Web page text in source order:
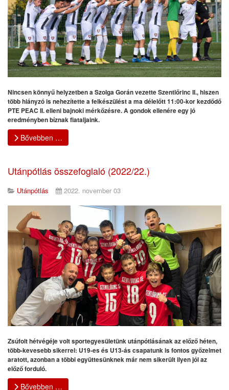
Nincsen könnyű helyzetben a Szolga Gorán vezette Szentlőrinc II., hiszen
több hiányzó is nehezítette a felkészülést a ma délelőtt 11:00-kor kezdődő
PTE PEAC II. elleni bajnoki mérkőzésre. A gondok ellenére egy jó
eredményben bíznak fiataljaink.
Bővebben …
Utánpótlás összefoglaló (2022/22.)
Utánpótlás 2022. november 03
Zsúfolt hétvégéje volt sportegyesületünk utánpótlásának az előző héten,
több-kevesebb sikerrel: U19-es és U13-ás csapatunk is fontos győzelmet
aratott, azonban a többi együttesünknek már nem sikerült ilyen jól az
előző forduló.
Bővebben …